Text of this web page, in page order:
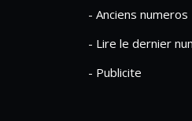
- Anciens numeros
- Lire le dernier
- Publicite